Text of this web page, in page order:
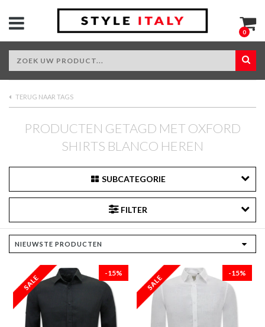
0
TERUG NAAR TAGS
PRODUCTEN GETAGD MET OXFORD
SHIRTS BLANCO HEREN
SUBCATEGORIE
FILTER
-15% -15%